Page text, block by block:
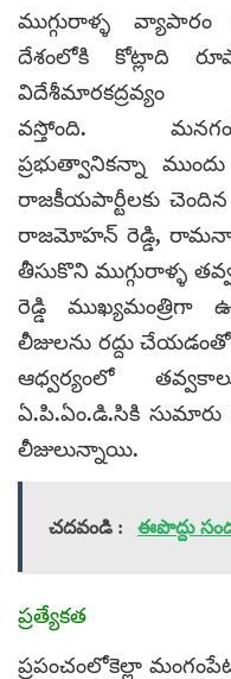
ముగ్గురాళ్ళ
దేశంలోకి కోట్లాది
విదేశీమారకద్రవ్యం
వస్తోంది.
ప్రభుత్వానికన్నా
రాజకీయపార్టీలకు చెందిన
రాజమోహన్ రెడ్డి, రామనాధ
తీసుకొని ముగ్గురాళ్ళ
రెడ్డి ముఖ్యమంత్రిగా
లీజులను రద్దు చేయడంతో
ఆధ్వర్యంలో
ఏ.పి.ఏం.డి.సికి సుమారు
లీజులున్నాయి.
చదవండి : ఈపొద్దు
ప్రత్యేకత
ప్రపంచంలోకెల్లా